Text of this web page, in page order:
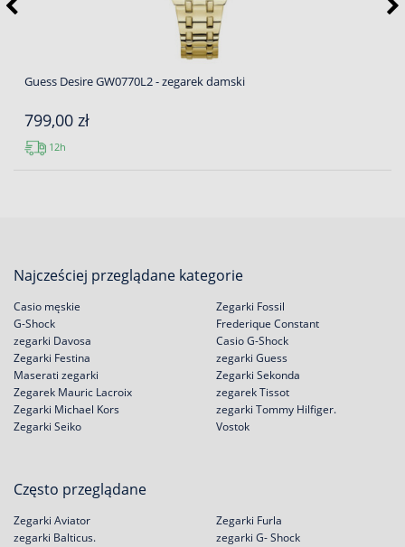
Guess Desire GW0770L2 - zegarek damski
799,00 zł
12h
Najcześciej przeglądane kategorie
Casio męskie
G-Shock
zegarki Davosa
Zegarki Festina
Zegarki Fossil
Frederique Constant
Casio G-Shock
zegarki Guess
Maserati zegarki
Zegarek Mauric Lacroix
Zegarki Michael Kors
Zegarki Seiko
Zegarki Sekonda
zegarek Tissot
zegarki Tommy Hilfiger.
Vostok
Często przeglądane
Zegarki Aviator
zegarki Balticus.
Zegarki Furla
zegarki G- Shock